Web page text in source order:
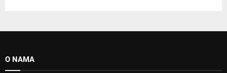
O NAMA